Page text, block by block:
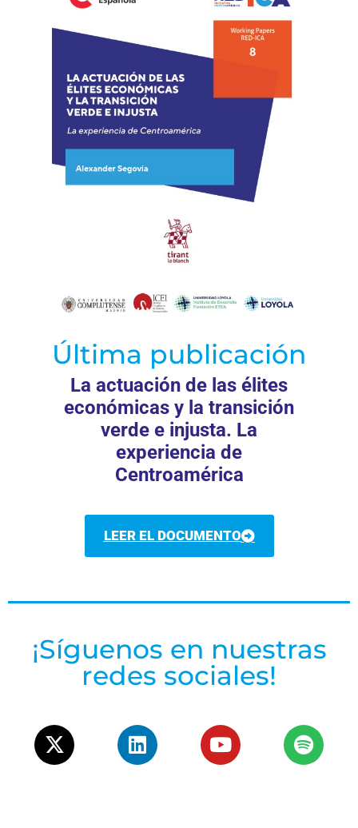
Última publicación
La actuación de las élites
económicas y la transición
verde e injusta. La
experiencia de
Centroamérica
LEER EL DOCUMENTO
¡Síguenos en nuestras
redes sociales!